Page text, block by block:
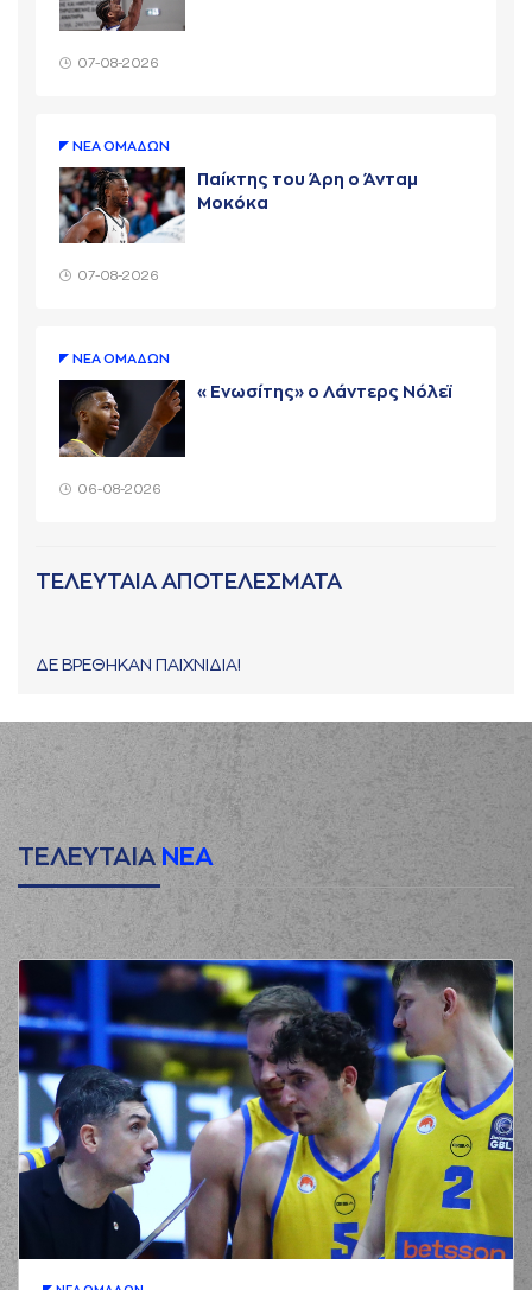
07-08-2026
ΝΕA ΟΜAΔΩΝ
Παίκτης του Άρη ο Άνταμ
Μοκόκα
07-08-2026
ΝΕA ΟΜAΔΩΝ
«Ενωσίτης» ο Λάντερς Νόλεϊ
06-08-2026
ΤΕΛΕΥΤΑΙΑ ΑΠΟΤΕΛΕΣΜΑΤΑ
ΔΕ ΒΡΕΘΗΚΑΝ ΠΑΙΧΝΙΔΙΑ!
ΤΕΛΕΥΤΑΙΑ ΝΕΑ